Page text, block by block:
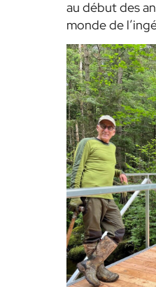
au début des
monde de